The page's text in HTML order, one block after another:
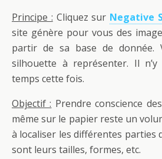
Principe : Cliquez sur Negative
site génère pour vous des
partir de sa base de donnée.
silhouette à représenter. Il
temps cette fois.
Objectif : Prendre conscience
même sur le papier reste un
à localiser les différentes parties
sont leurs tailles, formes, etc.